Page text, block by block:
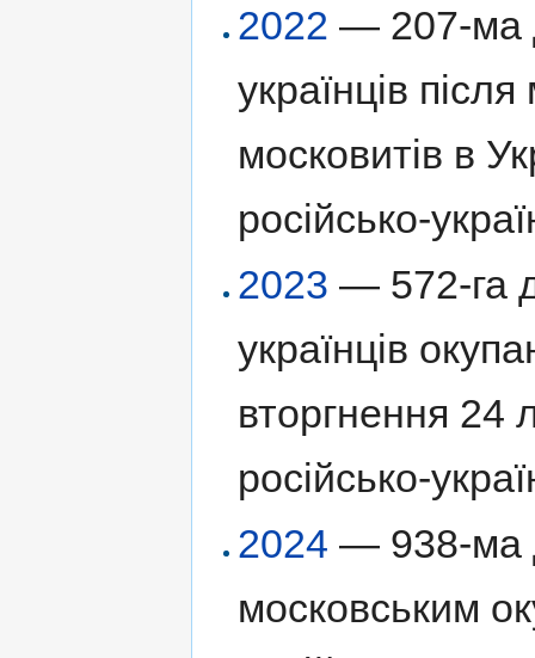
2022 — 207-ма
українців
московитів в
російсько-
2023 — 572-га
українців
вторгнення 24
російсько-
2024 — 938-ма
московським